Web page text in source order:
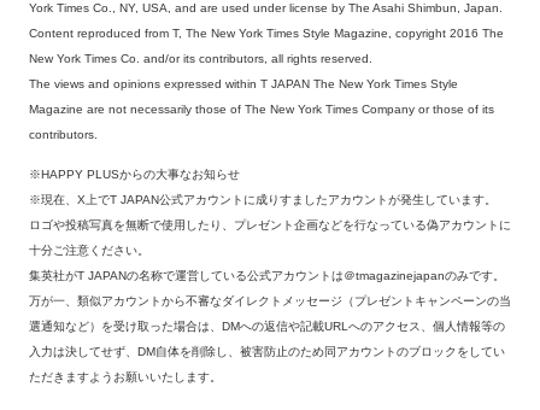
York Times Co., NY, USA, and are used under license by The Asahi Shimbun, Japan.
Content reproduced from T, The New York Times Style Magazine, copyright 2016 The
New York Times Co. and/or its contributors, all rights reserved.
The views and opinions expressed within T JAPAN The New York Times Style
Magazine are not necessarily those of The New York Times Company or those of its
contributors.
※HAPPY PLUSからの大事なお知らせ
※現在、X上でT JAPAN公式アカウントに成りすましたアカウントが発生しています。
ロゴや投稿写真を無断で使用したり、プレゼント企画などを行なっている偽アカウントに
十分ご注意ください。
集英社がT JAPANの名称で運営している公式アカウントは＠tmagazinejapanのみです。
万が一、類似アカウントから不審なダイレクトメッセージ（プレゼントキャンペーンの当
選通知など）を受け取った場合は、DMへの返信や記載URLへのアクセス、個人情報等の
入力は決してせず、DM自体を削除し、被害防止のため同アカウントのブロックをしてい
ただきますようお願いいたします。